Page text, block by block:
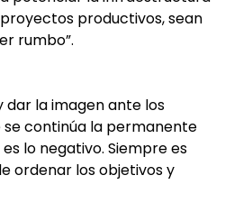
productivos, sean
rumbo”.
dar la imagen ante los
continúa la permanente
lo negativo. Siempre es
ordenar los objetivos y